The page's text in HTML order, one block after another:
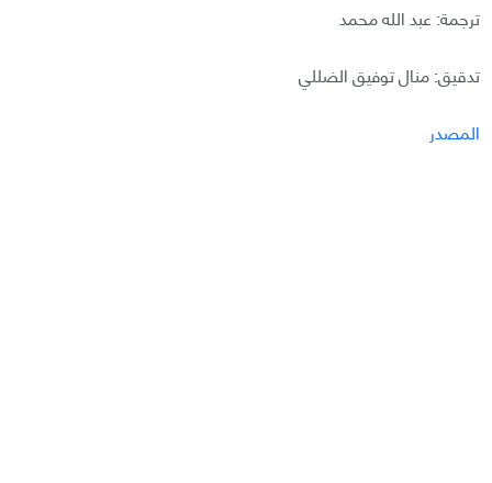
ترجمة: عبد الله محمد
تدقيق: منال توفيق الضللي
المصدر